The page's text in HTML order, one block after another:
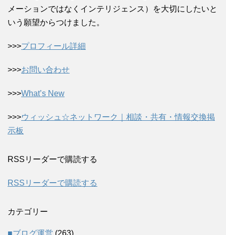
メーションではなくインテリジェンス）を大切にしたいと
いう願望からつけました。
>>>プロフィール詳細
>>>お問い合わせ
>>>What’s New
>>>ウィッシュ☆ネットワーク｜相談・共有・情報交換掲
示板
RSSリーダーで購読する
RSSリーダーで購読する
カテゴリー
■ブログ運営 (263)